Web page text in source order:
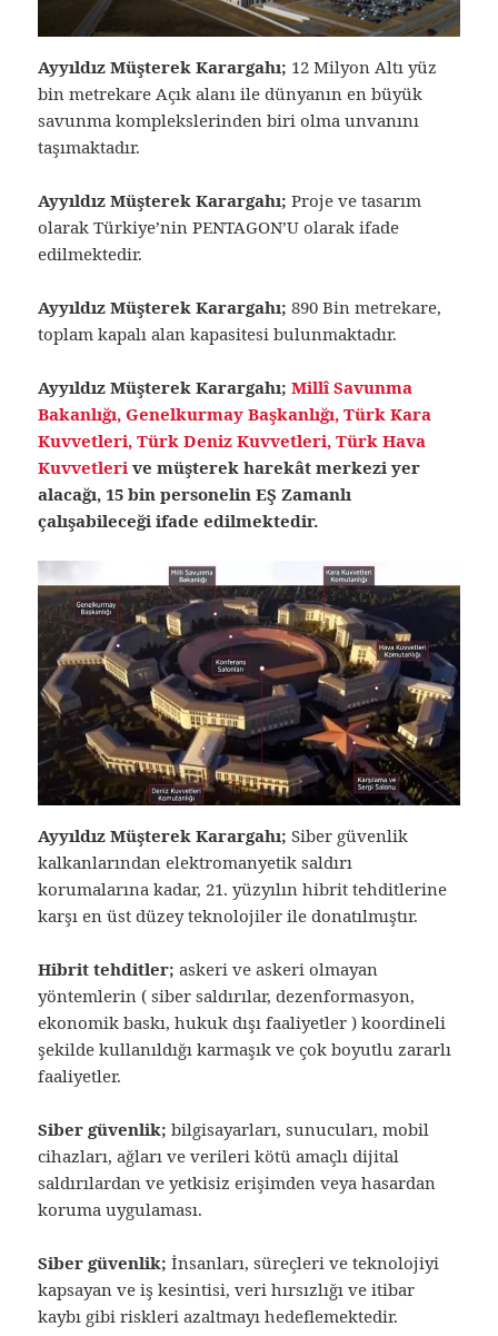
Ayyıldız Müşterek Karargahı; 12 Milyon Altı yüz
bin metrekare Açık alanı ile dünyanın en büyük
savunma komplekslerinden biri olma unvanını
taşımaktadır.
Ayyıldız Müşterek Karargahı; Proje ve tasarım
olarak Türkiye’nin PENTAGON’U olarak ifade
edilmektedir.
Ayyıldız Müşterek Karargahı; 890 Bin metrekare,
toplam kapalı alan kapasitesi bulunmaktadır.
Ayyıldız Müşterek Karargahı; Millî Savunma
Bakanlığı, Genelkurmay Başkanlığı, Türk Kara
Kuvvetleri, Türk Deniz Kuvvetleri, Türk Hava
Kuvvetlerive müşterek harekât merkezi yer
alacağı, 15 bin personelin EŞ Zamanlı
çalışabileceği ifade edilmektedir.
Ayyıldız Müşterek Karargahı;Siber güvenlik
kalkanlarından elektromanyetik saldırı
korumalarına kadar, 21. yüzyılın hibrit tehditlerine
karşı en üst düzey teknolojiler ile donatılmıştır.
Hibrit tehditler; askeri ve askeri olmayan
yöntemlerin ( siber saldırılar, dezenformasyon,
ekonomik baskı, hukuk dışı faaliyetler ) koordineli
şekilde kullanıldığı karmaşık ve çok boyutlu zararlı
faaliyetler.
Siber güvenlik; bilgisayarları, sunucuları, mobil
cihazları, ağları ve verileri kötü amaçlı dijital
saldırılardan ve yetkisiz erişimden veya hasardan
koruma uygulaması.
Siber güvenlik; İnsanları, süreçleri ve teknolojiyi
kapsayan ve iş kesintisi, veri hırsızlığı ve itibar
kaybı gibi riskleri azaltmayı hedeflemektedir.